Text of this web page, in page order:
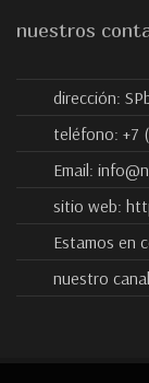
nuestros
dirección:
teléfono: +7
Email:
sitio web:
Estamos en
nuestro